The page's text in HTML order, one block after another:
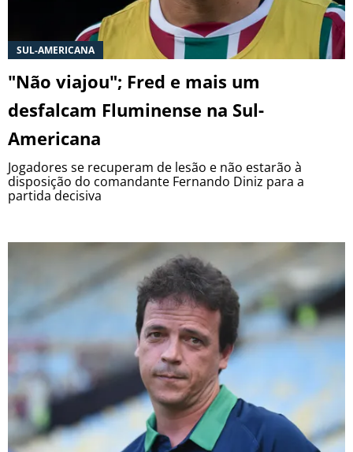
SUL-AMERICANA
"Não viajou"; Fred e mais um
desfalcam Fluminense na Sul-
Americana
Jogadores se recuperam de lesão e não estarão à
disposição do comandante Fernando Diniz para a
partida decisiva